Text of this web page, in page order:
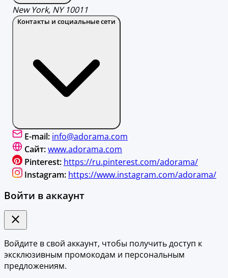
New York, NY 10011
Контакты и социальные сети
E-mail: info@adorama.com
Сайт:www.adorama.com
Pinterest: https://ru.pinterest.com/adorama/
Instagram: https://www.instagram.com/adorama/
Войти в аккаунт
Войдите в свой аккаунт, чтобы получить доступ к
эксклюзивным промокодам и персональным
предложениям.